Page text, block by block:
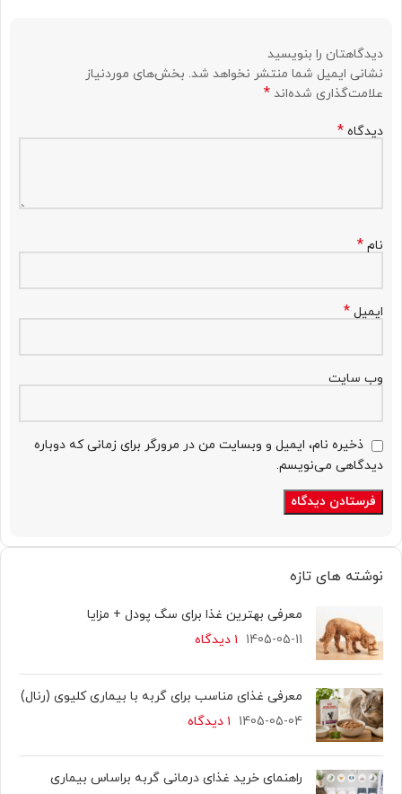
نوشته های تازه
معرفی بهترین غذا برای سگ پودل + مزایا
1405-05-11 ۱ دیدگاه
معرفی غذای مناسب برای گربه با بیماری کلیوی (رنال)
1405-05-04 ۱ دیدگاه
راهنمای خرید غذای درمانی گربه براساس بیماری
دیدگاهتان را بنویسید
نشانی ایمیل شما منتشر نخواهد شد. بخش‌های موردنیاز
علامت‌گذاری شده‌اند *
دیدگاه *
نام *
ایمیل *
وب‌ سایت
ذخیره نام، ایمیل و وبسایت من در مرورگر برای زمانی که دوباره
دیدگاهی می‌نویسم.
Alternative: